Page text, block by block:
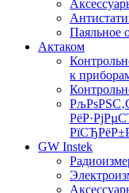
Паяльное
Актаком
к
GW Instek